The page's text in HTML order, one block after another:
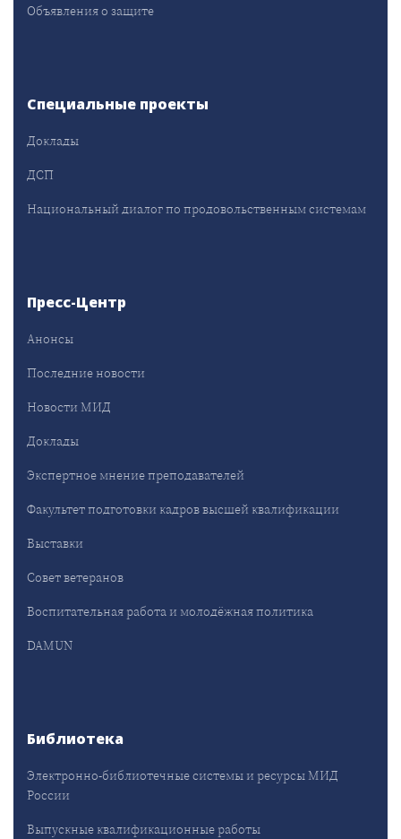
Объявления о защите
Специальные проекты
Доклады
ДСП
Национальный диалог по продовольственным системам
Пресс-Центр
Анонсы
Последние новости
Новости МИД
Доклады
Экспертное мнение преподавателей
Факультет подготовки кадров высшей квалификации
Выставки
Совет ветеранов
Воспитательная работа и молодёжная политика
DAMUN
Библиотека
Электронно-библиотечные системы и ресурсы МИД
России
Выпускные квалификационные работы